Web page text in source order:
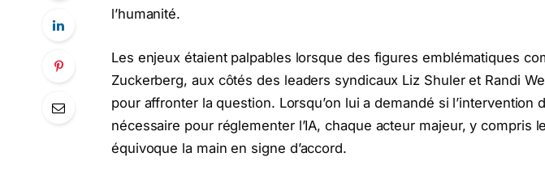
l’humanité.
Les enjeux étaient palpables lorsque des figures emblématiques
Zuckerberg, aux côtés des leaders syndicaux Liz Shuler et Randi
pour affronter la question. Lorsqu’on lui a demandé si l’intervention
nécessaire pour réglementer l’IA, chaque acteur majeur, y compris
équivoque la main en signe d’accord.